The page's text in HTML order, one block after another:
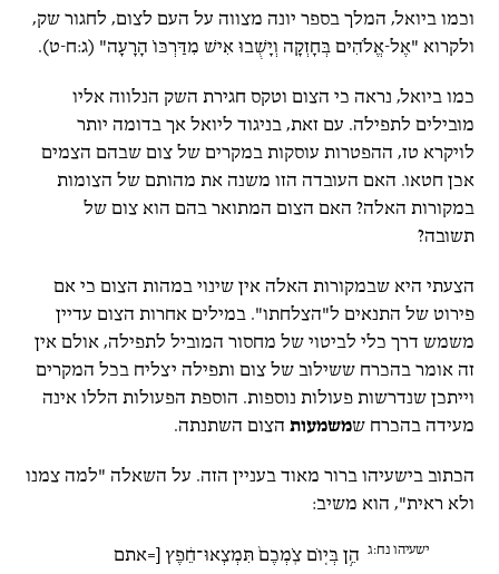
וכמו ביואל, המלך בספר יונה מצווה על העם לצום, לחגור שק,
ולקרוא "אֶל-אֱלֹהִים בְּחָזְקָה וְיָשֻׁבוּ אִישׁ מִדַּרְכּוֹ הָרָעָה" (ג:ח-ט).
כמו ביואל, נראה כי הצום וטקס חגירת השק הנלווה אליו
מובילים לתפילה. עם זאת, בניגוד ליואל אך בדומה יותר
לויקרא טז, ההפטרות עוסקות במקרים של צום שבהם הצמים
אכן חטאו. האם העובדה הזו משנה את מהותם של הצומות
במקורות האלה? האם הצום המתואר בהם הוא צום של
תשובה?
הצעתי היא שבמקורות האלה אין שינוי במהות הצום כי אם
פירוט של התנאים ל"הצלחתו". במילים אחרות הצום עדיין
משמש דרך כלי לביטוי של מחסור המוביל לתפילה, אולם אין
זה אומר בהכרח ששילוב של צום ותפילה יצליח בכל המקרים
וייתכן שנדרשות פעולות נוספות. הוספת הפעולות הללו אינה
מעידה בהכרח שמשמעות הצום השתנתה.
הכתוב בישעיהו ברור מאוד בעניין הזה. על השאלה "למה צמנו
ולא ראית", הוא משיב:
ישעיהו נח:ג הֵ֣ן בְּי֤וֹם צֹֽמְכֶם֙ תִּמְצְאוּ־חֵ֔פֶץ [=אתם